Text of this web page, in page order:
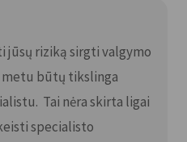
jūsų riziką sirgti valgymo
būtų tikslinga
Tai nėra skirta ligai
specialisto